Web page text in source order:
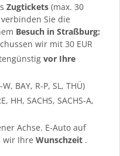
Zugtickets (max. 30
Sie die
Besuch in Straßburg:
wir mit 30 EUR
vor Ihre
BAY, R-P, SL, THÜ)
HH, SACHS, SACHS-A,
Achse. E-Auto auf
wir Ihre Wunschzeit .